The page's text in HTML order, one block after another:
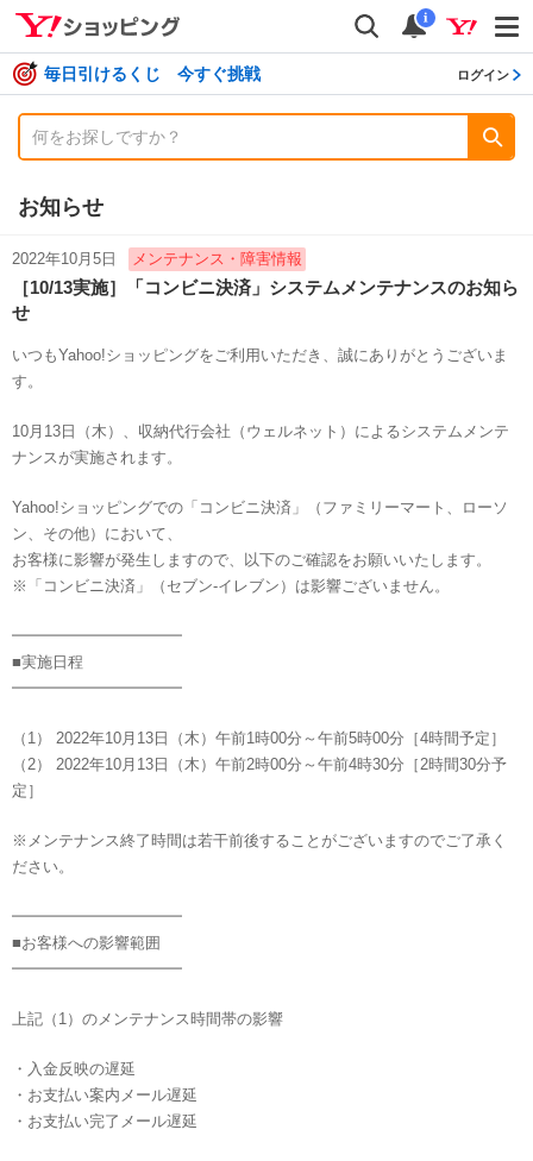
検索
通知
i
毎日引けるくじ 今すぐ挑戦 ログイン
お知らせ
2022年10月5日 メンテナンス・障害情報
［10/13実施］「コンビニ決済」システムメンテナンスのお知ら
せ
いつもYahoo!ショッピングをご利用いただき、誠にありがとうございま
す。
10月13日（木）、収納代行会社（ウェルネット）によるシステムメンテ
ナンスが実施されます。
Yahoo!ショッピングでの「コンビニ決済」（ファミリーマート、ローソ
ン、その他）において、
お客様に影響が発生しますので、以下のご確認をお願いいたします。
※「コンビニ決済」（セブン-イレブン）は影響ございません。
━━━━━━━━━━━
■実施日程
━━━━━━━━━━━
（1） 2022年10月13日（木）午前1時00分～午前5時00分［4時間予定］
（2） 2022年10月13日（木）午前2時00分～午前4時30分［2時間30分予
定］
※メンテナンス終了時間は若干前後することがございますのでご了承く
ださい。
━━━━━━━━━━━
■お客様への影響範囲
━━━━━━━━━━━
上記（1）のメンテナンス時間帯の影響
・入金反映の遅延
・お支払い案内メール遅延
・お支払い完了メール遅延